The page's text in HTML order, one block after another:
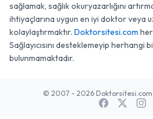
sağlamak, sağlık okuryazarlığını
ihtiyaçlarına uygun en iyi doktor veya
kolaylaştırmaktır. Doktorsitesi.com
Sağlayıcısını desteklemeyip herhangi
bulunmamaktadır.
© 2007 - 2026 Doktorsitesi.com.